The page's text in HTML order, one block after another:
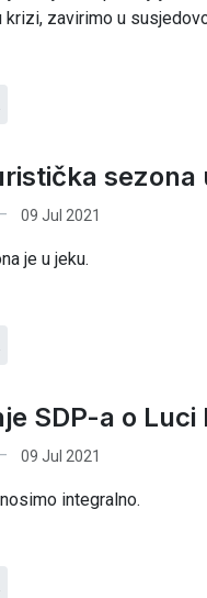
krizi, zavirimo u
sezona
09 Jul 2021
je u jeku.
SDP-a o Luci
09 Jul 2021
integralno.